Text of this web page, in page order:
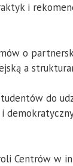
i
o
a
do
Centrów w